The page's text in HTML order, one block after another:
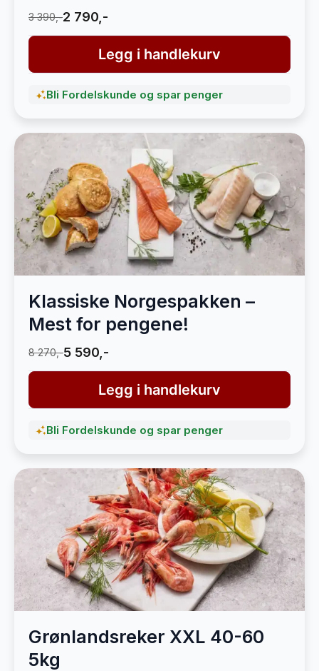
3 390,-2 790,-
Legg i handlekurv
Bli Fordelskunde og spar penger
Klassiske Norgespakken –
Mest for pengene!
8 270,-5 590,-
Legg i handlekurv
Bli Fordelskunde og spar penger
Grønlandsreker XXL 40-60
5kg